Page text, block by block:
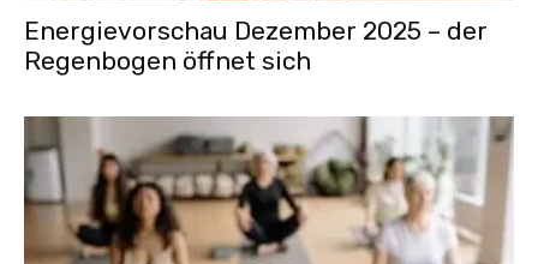
Energievorschau Dezember 2025 – der
Regenbogen öffnet sich